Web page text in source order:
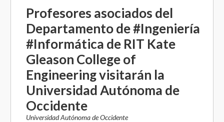
Profesores asociados del
Departamento de #Ingeniería
#Informática de RIT Kate
Gleason College of
Engineering visitarán la
Universidad Autónoma de
Occidente
Universidad Autónoma de Occidente